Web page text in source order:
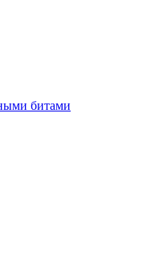
битами